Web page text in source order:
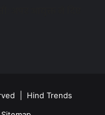
| Hind Trends